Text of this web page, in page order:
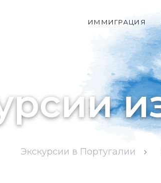
ИММИГРАЦИЯ
Экскурсии в Португалии